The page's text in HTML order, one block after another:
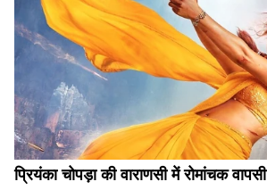
प्रियंका चोपड़ा की वाराणसी में रोमांचक वापसी